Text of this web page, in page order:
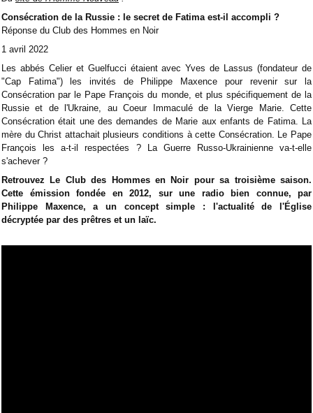
Consécration de la Russie : le secret de Fatima est-il accompli ?
Réponse du Club des Hommes en Noir
1 avril 2022
Les abbés Celier et Guelfucci étaient avec Yves de Lassus (fondateur de
"Cap Fatima") les invités de Philippe Maxence pour revenir sur la
Consécration par le Pape François du monde, et plus spécifiquement de la
Russie et de l'Ukraine, au Coeur Immaculé de la Vierge Marie. Cette
Consécration était une des demandes de Marie aux enfants de Fatima. La
mère du Christ attachait plusieurs conditions à cette Consécration. Le Pape
François les a-t-il respectées ? La Guerre Russo-Ukrainienne va-t-elle
s'achever ?
Retrouvez Le Club des Hommes en Noir pour sa troisième saison.
Cette émission fondée en 2012, sur une radio bien connue, par
Philippe Maxence, a un concept simple : l'actualité de l'Église
décryptée par des prêtres et un laïc.